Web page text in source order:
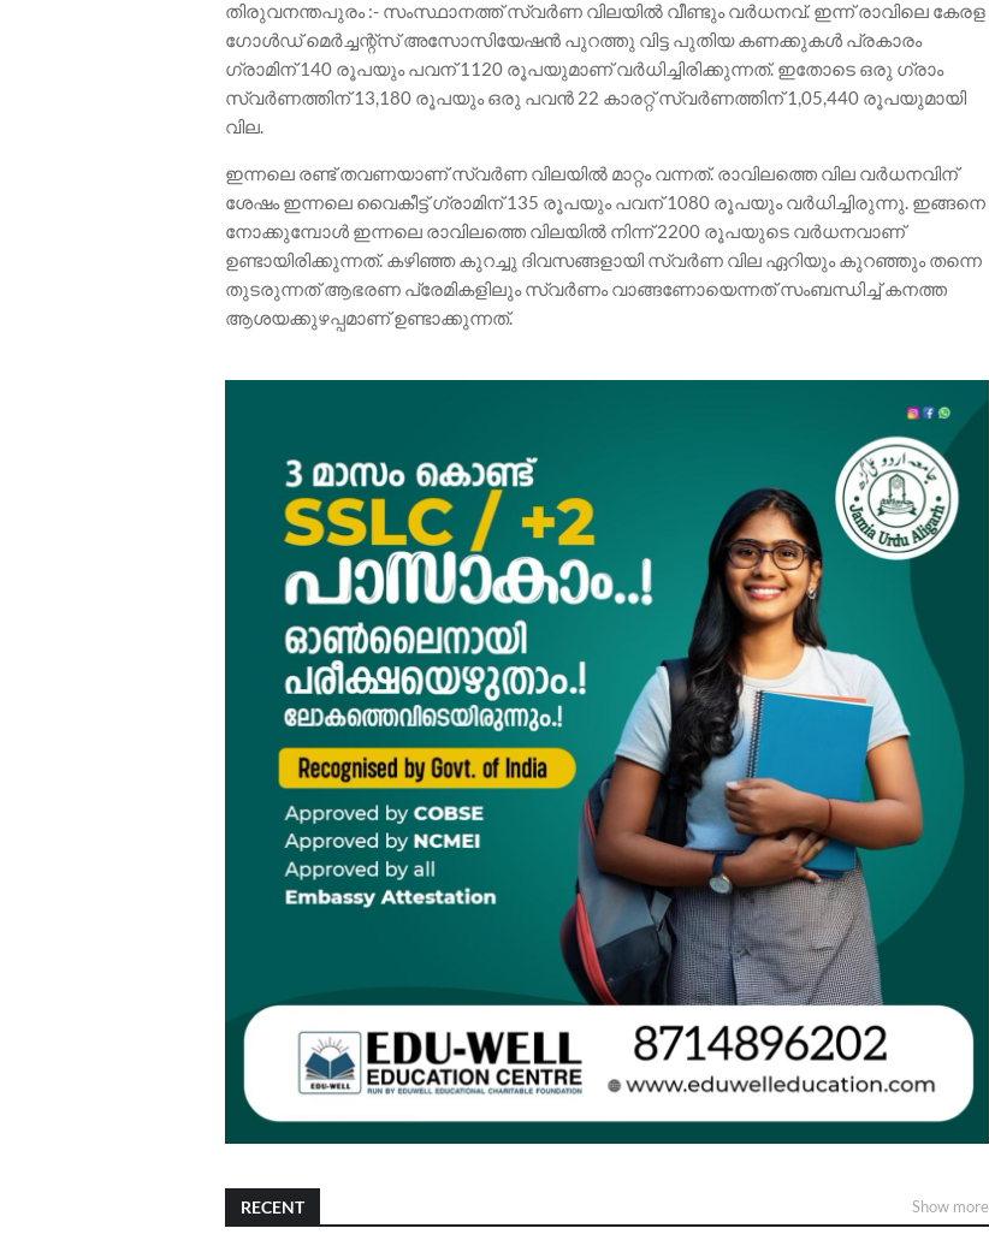
തിരുവനന്തപുരം :- സംസ്ഥാനത്ത് സ്വർണ വിലയിൽ വീണ്ടും വർധനവ്. ഇന്ന് രാവിലെ കേരള
ഗോൾഡ് മെർച്ചന്റ്സ് അസോസിയേഷൻ പുറത്തു വിട്ട പുതിയ കണക്കുകൾ പ്രകാരം
ഗ്രാമിന് 140 രൂപയും പവന് 1120 രൂപയുമാണ് വർധിച്ചിരിക്കുന്നത്. ഇതോടെ ഒരു ഗ്രാം
സ്വർണത്തിന് 13,180 രൂപയും ഒരു പവൻ 22 കാരറ്റ് സ്വർണത്തിന് 1,05,440 രൂപയുമായി
വില.
ഇന്നലെ രണ്ട് തവണയാണ് സ്വർണ വിലയിൽ മാറ്റം വന്നത്. രാവിലത്തെ വില വർധനവിന്
ശേഷം ഇന്നലെ വൈകീട്ട് ഗ്രാമിന് 135 രൂപയും പവന് 1080 രൂപയും വർധിച്ചിരുന്നു. ഇങ്ങനെ
നോക്കുമ്പോൾ ഇന്നലെ രാവിലത്തെ വിലയിൽ നിന്ന് 2200 രൂപയുടെ വർധനവാണ്
ഉണ്ടായിരിക്കുന്നത്. കഴിഞ്ഞ കുറച്ചു ദിവസങ്ങളായി സ്വർണ വില ഏറിയും കുറഞ്ഞും തന്നെ
തുടരുന്നത് ആഭരണ പ്രേമികളിലും സ്വർണം വാങ്ങണോയെന്നത് സംബന്ധിച്ച് കനത്ത
ആശയക്കുഴപ്പമാണ് ഉണ്ടാക്കുന്നത്.
RECENT Show more